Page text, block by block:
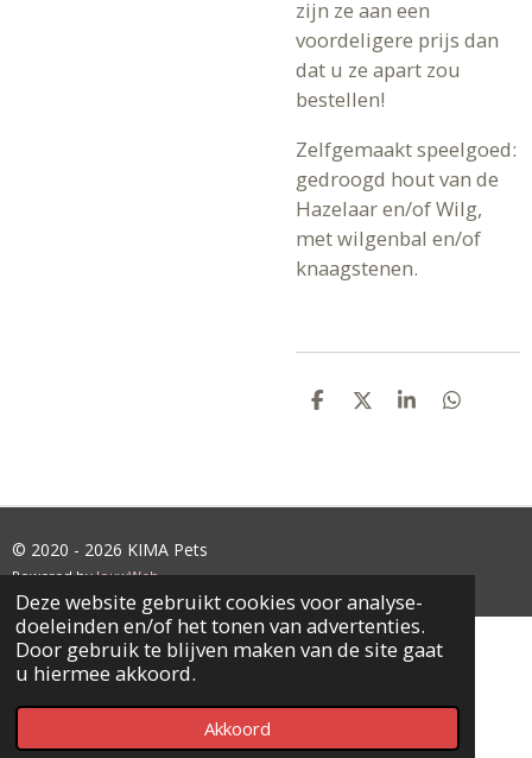
Deze website gebruikt cookies voor analyse-
doeleinden en/of het tonen van advertenties.
Door gebruik te blijven maken van de site gaat
u hiermee akkoord.
Akkoord
zijn ze aan een
voordeligere prijs dan
dat u ze apart zou
bestellen!
Zelfgemaakt speelgoed:
gedroogd hout van de
Hazelaar en/of Wilg,
met wilgenbal en/of
knaagstenen.
D
D
S
D
© 2020 - 2026 KIMA Pets
Powered byJouwWeb